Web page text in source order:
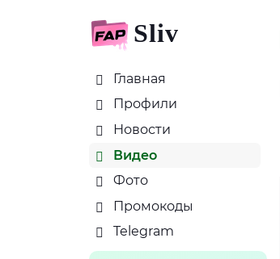
Sliv
Главная
Профили
Новости
Видео
Фото
Промокоды
Telegram